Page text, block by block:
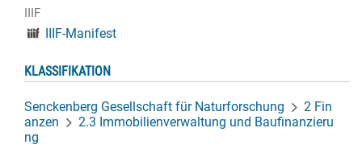
IIIF
IIIF-Manifest
KLASSIFIKATION
Senckenberg Gesellschaft für Naturforschung
2 Fin
anzen
2.3 Immobilienverwaltung und Baufinanzieru
ng